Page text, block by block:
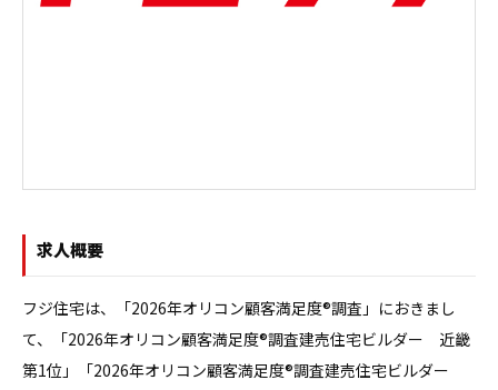
求人概要
フジ住宅は、「2026年オリコン顧客満足度®調査」におきまし
て、「2026年オリコン顧客満足度®調査建売住宅ビルダー　近畿
第1位」「2026年オリコン顧客満足度®調査建売住宅ビルダー